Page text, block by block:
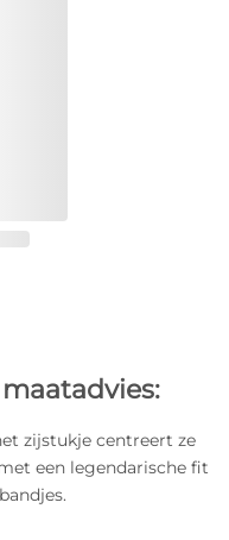
zijstukje centreert ze
een legendarische fit